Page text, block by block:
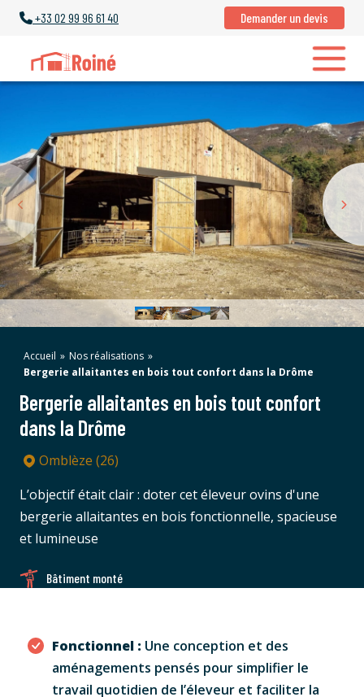
+33 02 99 96 61 40 Demander un devis
Bergerie allaitantes en bois tout confort
dans la Drôme
Accueil » Nos réalisations »
Bergerie allaitantes en bois tout confort dans la Drôme
Omblèze (26)
L’objectif était clair : doter cet éleveur ovins d'une
bergerie allaitantes en bois fonctionnelle, spacieuse
et lumineuse
Bâtiment monté
Fonctionnel : Une conception et des
aménagements pensés pour simplifier le
travail quotidien de l’éleveur et faciliter la